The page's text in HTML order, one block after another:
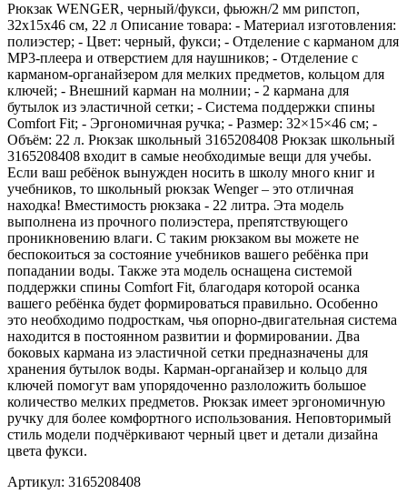
Рюкзак WENGER, черный/фукси, фьюжн/2 мм рипстоп,
32x15x46 см, 22 л Описание товара: - Материал изготовления:
полиэстер; - Цвет: черный, фукси; - Отделение с карманом для
MP3-плеера и отверстием для наушников; - Отделение с
карманом-органайзером для мелких предметов, кольцом для
ключей; - Внешний карман на молнии; - 2 кармана для
бутылок из эластичной сетки; - Система поддержки спины
Comfort Fit; - Эргономичная ручка; - Размер: 32×15×46 см; -
Объём: 22 л. Рюкзак школьный 3165208408 Рюкзак школьный
3165208408 входит в самые необходимые вещи для учебы.
Если ваш ребёнок вынужден носить в школу много книг и
учебников, то школьный рюкзак Wenger – это отличная
находка! Вместимость рюкзака - 22 литра. Эта модель
выполнена из прочного полиэстера, препятствующего
проникновению влаги. С таким рюкзаком вы можете не
беспокоиться за состояние учебников вашего ребёнка при
попадании воды. Также эта модель оснащена системой
поддержки спины Comfort Fit, благодаря которой осанка
вашего ребёнка будет формироваться правильно. Особенно
это необходимо подросткам, чья опорно-двигательная система
находится в постоянном развитии и формировании. Два
боковых кармана из эластичной сетки предназначены для
хранения бутылок воды. Карман-органайзер и кольцо для
ключей помогут вам упорядоченно разлоложить большое
количество мелких предметов. Рюкзак имеет эргономичную
ручку для более комфортного использования. Неповторимый
стиль модели подчёркивают черный цвет и детали дизайна
цвета фукси.
Артикул: 3165208408